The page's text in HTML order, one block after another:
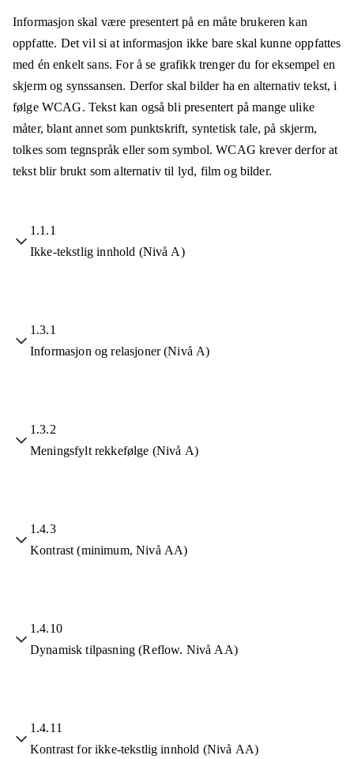
Informasjon skal være presentert på en måte brukeren kan
oppfatte. Det vil si at informasjon ikke bare skal kunne oppfattes
med én enkelt sans. For å se grafikk trenger du for eksempel en
skjerm og synssansen. Derfor skal bilder ha en alternativ tekst, i
følge WCAG. Tekst kan også bli presentert på mange ulike
måter, blant annet som punktskrift, syntetisk tale, på skjerm,
tolkes som tegnspråk eller som symbol. WCAG krever derfor at
tekst blir brukt som alternativ til lyd, film og bilder.
1.1.1
Ikke-tekstlig innhold (Nivå A)
1.3.1
Informasjon og relasjoner (Nivå A)
1.3.2
Meningsfylt rekkefølge (Nivå A)
1.4.3
Kontrast (minimum, Nivå AA)
1.4.10
Dynamisk tilpasning (Reflow. Nivå AA)
1.4.11
Kontrast for ikke-tekstlig innhold (Nivå AA)